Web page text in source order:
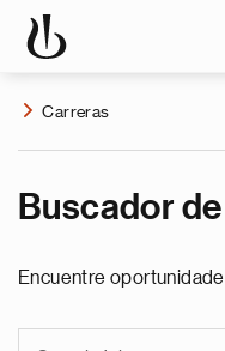
Carreras
Buscador
Encuentre